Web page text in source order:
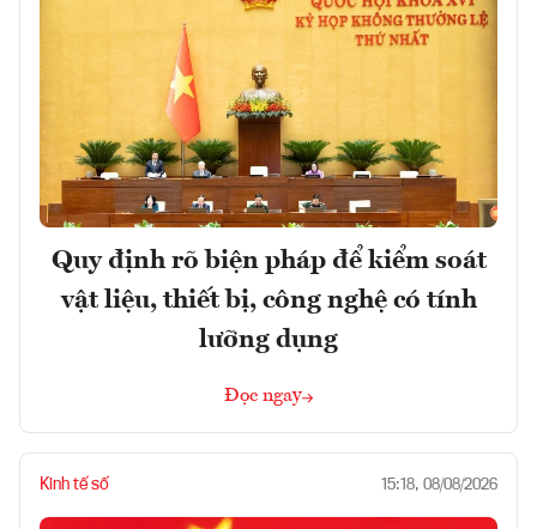
Quy định rõ biện pháp để kiểm soát
vật liệu, thiết bị, công nghệ có tính
lưỡng dụng
Đọc ngay
Kinh tế số 15:18, 08/08/2026